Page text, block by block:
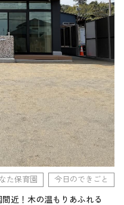
た保育園 今日のできごと
近！木の温もりあふれる